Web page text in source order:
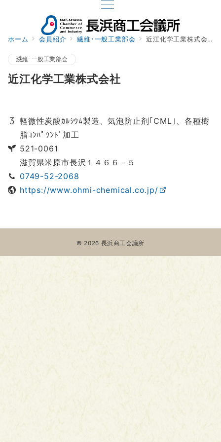
ホーム 会員紹介 繊維･一般工業部会 近江化学工業株式会社
繊維･一般工業部会
近江化学工業株式会社
軽微性炭酸ｶﾙｼｳﾑ製造、気泡防止剤｢CML｣、各種樹
脂ｺﾝﾊﾟｳﾝﾄﾞ加工
521-0061
滋賀県米原市長沢１４６６－５
0749-52-2068
https://www.ohmi-chemical.co.jp/
© 2026 長浜商工会議所